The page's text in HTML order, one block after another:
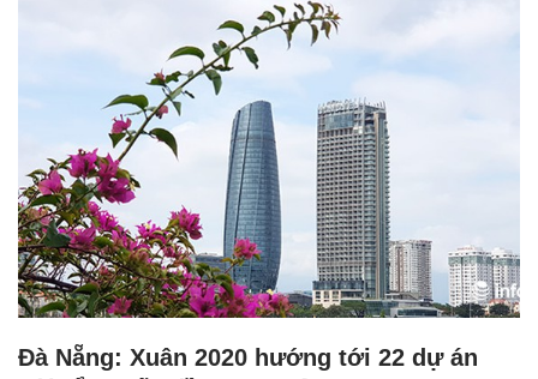
Đà Nẵng: Xuân 2020 hướng tới 22 dự án